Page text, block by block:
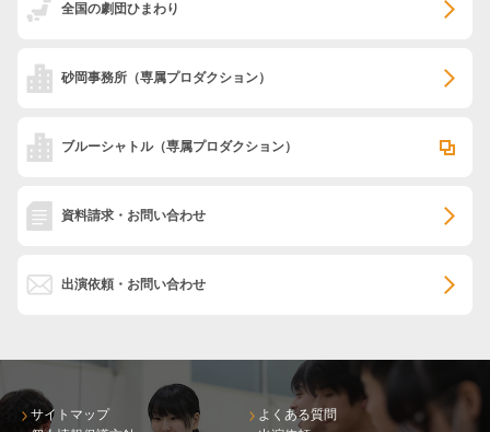
全国の劇団ひまわり
砂岡事務所 （専属プロダクション）
ブルーシャトル（専属プロダクション）
資料請求・お問い合わせ
出演依頼・お問い合わせ
サイトマップ
よくある質問